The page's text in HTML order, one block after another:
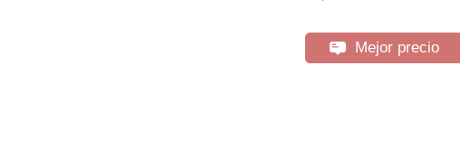
Mejor precio